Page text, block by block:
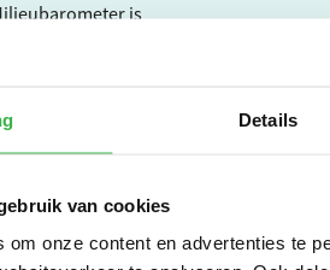
Details
van cookies
om onze content en advertenties te
is
de groeiende
om
naar
en
voor